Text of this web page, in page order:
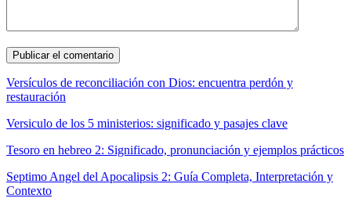
Versículos de reconciliación con Dios: encuentra perdón y
restauración
Versiculo de los 5 ministerios: significado y pasajes clave
Tesoro en hebreo 2: Significado, pronunciación y ejemplos prácticos
Septimo Angel del Apocalipsis 2: Guía Completa, Interpretación y
Contexto